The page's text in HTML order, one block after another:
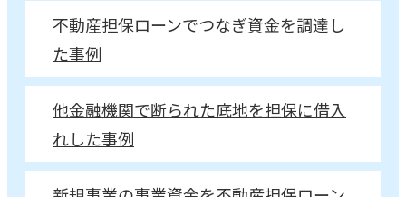
不動産担保ローンでつなぎ資金を調達し
た事例
他金融機関で断られた底地を担保に借入
れした事例